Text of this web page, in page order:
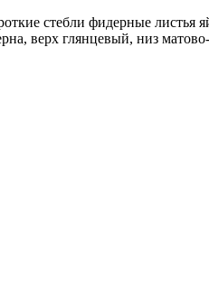
стебли фидерные листья
верх глянцевый, низ